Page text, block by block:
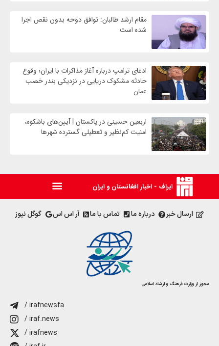
مقام ارشد طالبان: توافق دوحه بدون نقص اجرا
شده است
ادعای ترامپ درباره آغاز مذاکرات با ایران؛ وقوع
حادثه مشکوک دریایی در نزدیکی بندر خصب
عمان
اربعین حسینی در پاکستان | آیین‌های باشکوه،
امنیت کم‌نظیر و تعطیلی گسترده شهرها
ایراف - اخبار افغانستان و ایران
ارسال خبر درباره ما تماس با ما آر اس اس گوگل نیوز
مجوز از وزارت فرهنگ و ارشاد اسلامی
/ irafnewsfa
/ iraf.news
/ irafnews